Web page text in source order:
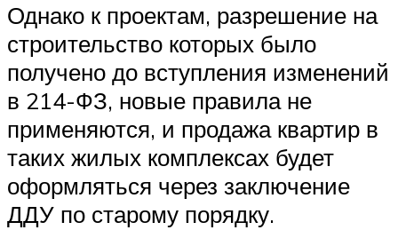
Однако к проектам, разрешение на
строительство которых было
получено до вступления изменений
в 214-ФЗ, новые правила не
применяются, и продажа квартир в
таких жилых комплексах будет
оформляться через заключение
ДДУ по старому порядку.